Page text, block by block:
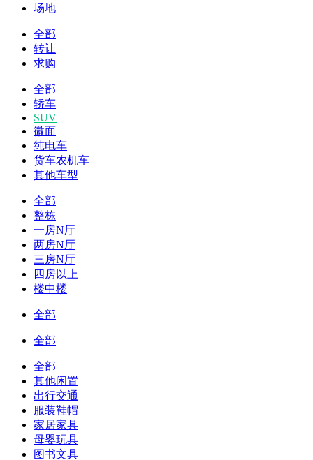
场地
全部
转让
求购
全部
轿车
SUV
微面
纯电车
货车农机车
其他车型
全部
整栋
一房N厅
两房N厅
三房N厅
四房以上
楼中楼
全部
全部
全部
其他闲置
出行交通
服装鞋帽
家居家具
母婴玩具
图书文具